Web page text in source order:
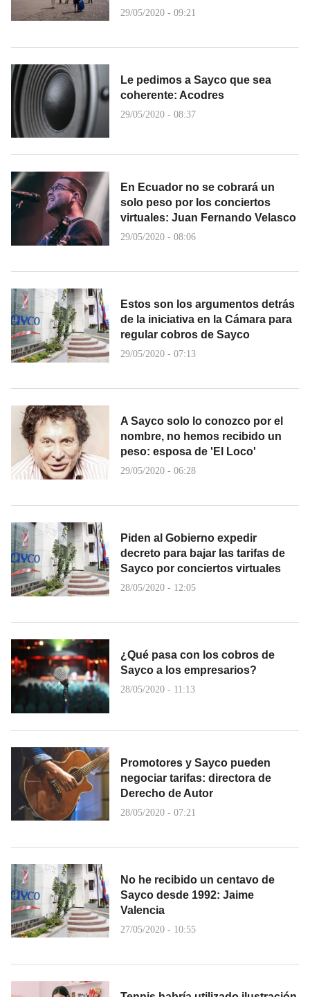
29/05/2020 - 09:21
Le pedimos a Sayco que sea
coherente: Acodres
29/05/2020 - 08:37
En Ecuador no se cobrará un
solo peso por los conciertos
virtuales: Juan Fernando Velasco
29/05/2020 - 08:06
Estos son los argumentos detrás
de la iniciativa en la Cámara para
regular cobros de Sayco
29/05/2020 - 07:13
A Sayco solo lo conozco por el
nombre, no hemos recibido un
peso: esposa de 'El Loco'
29/05/2020 - 06:28
Piden al Gobierno expedir
decreto para bajar las tarifas de
Sayco por conciertos virtuales
28/05/2020 - 12:05
¿Qué pasa con los cobros de
Sayco a los empresarios?
28/05/2020 - 11:13
Promotores y Sayco pueden
negociar tarifas: directora de
Derecho de Autor
28/05/2020 - 07:21
No he recibido un centavo de
Sayco desde 1992: Jaime
Valencia
27/05/2020 - 10:55